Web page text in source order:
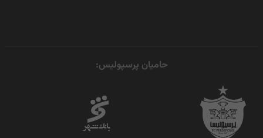
حامیان پرسپولیس: